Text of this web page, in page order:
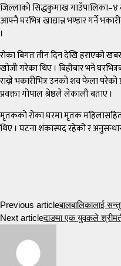
जिल्लाको सिद्धकुमाख गाउँपालिका–४
आफ्नै घरभित्र खाद्यान्न भण्डार गर्ने
।
रोका बिगत तीन दिन देखि हराएको
खोजी गरेका थिए । बिहीबार भने
राख्ने भकारीभित्र उनको शव फेला परेको
प्रवक्ता गोपाल श्रेष्ठले लेकाली बताए ।
मृतकको रोका घरमा मृतक
थिए । घटना शंकास्पद रहेको र अनुसन्धान
Previous articleबालबालिकालाई
Next articleदाङमा एक युवकले